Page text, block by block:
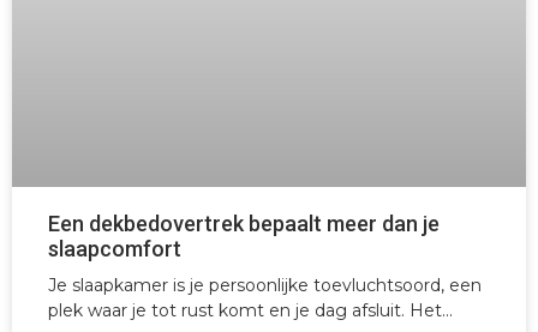
Een dekbedovertrek bepaalt meer dan je
slaapcomfort
Je slaapkamer is je persoonlijke toevluchtsoord, een
plek waar je tot rust komt en je dag afsluit. Het